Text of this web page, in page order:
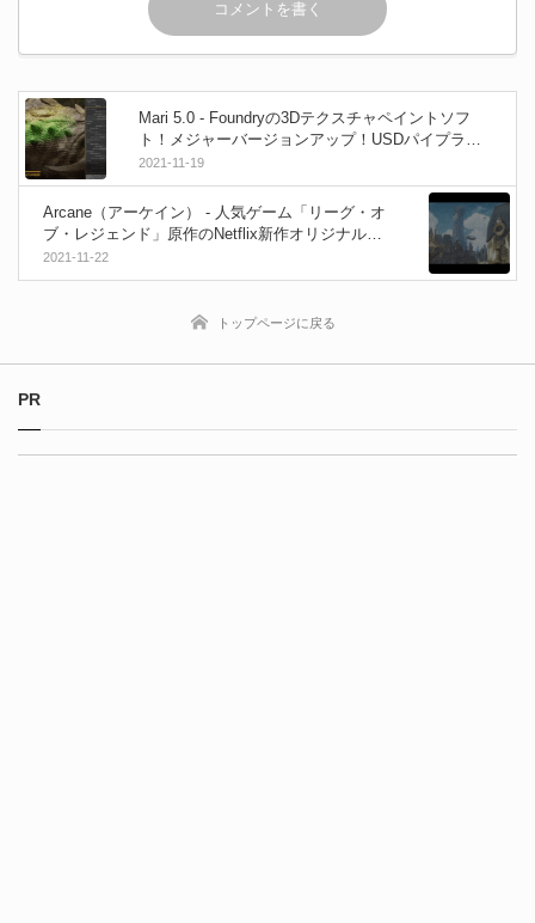
Mari 5.0 - Foundryの3Dテクスチャペイントソフ
ト！メジャーバージョンアップ！USDパイプライ
ン＆ブラシエンジンの強化！Win&Linux！Mac版は
終了（未提供）
2021-11-19
Arcane（アーケイン） - 人気ゲーム「リーグ・オ
ブ・レジェンド」原作のNetflix新作オリジナルア
ニメシリーズが今話題！シーズン２の制作も決
定！
2021-11-22
トップページに戻る
PR